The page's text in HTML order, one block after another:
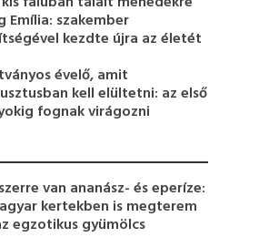
Emília: szakember
kezdte újra az életét
évelő, amit
kell elültetni: az első
fognak virágozni
van ananász- és eperíze:
kertekben is megterem
egzotikus gyümölcs